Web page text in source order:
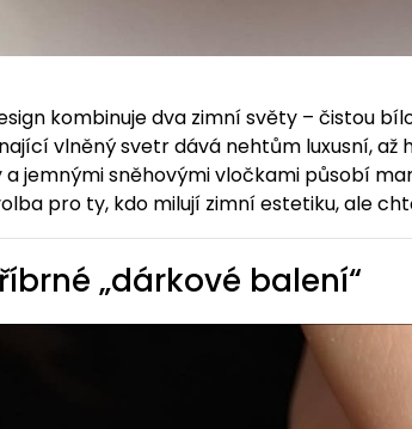
kombinuje dva zimní světy – čistou
vlněný svetr dává nehtům luxusní, až
jemnými sněhovými vločkami působí
pro ty, kdo milují zimní estetiku, ale
„dárkové balení“